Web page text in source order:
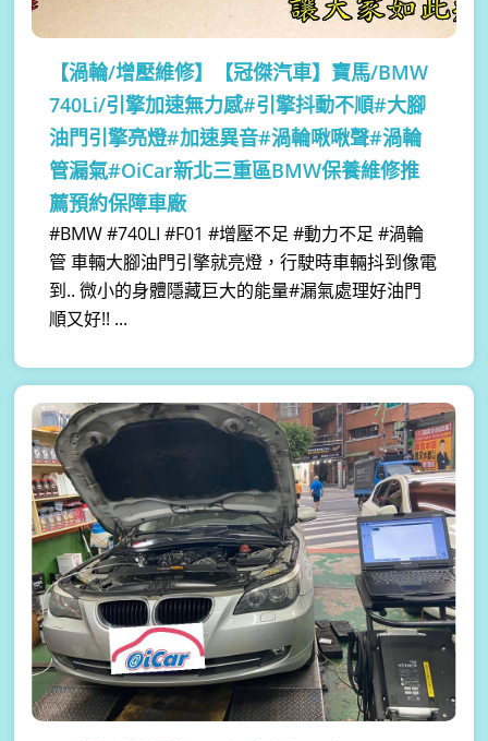
【渦輪/增壓維修】
【冠傑汽車】寶馬/BMW
740Li/引擎加速無力感#引擎抖動不順#大腳
油門引擎亮燈#加速異音#渦輪啾啾聲#渦輪
管漏氣#OiCar新北三重區BMW保養維修推
薦預約保障車廠
#BMW #740LI #F01 #增壓不足 #動力不足 #渦輪
管 車輛大腳油門引擎就亮燈，行駛時車輛抖到像電
到.. 微小的身體隱藏巨大的能量#漏氣處理好油門
順又好!! ...